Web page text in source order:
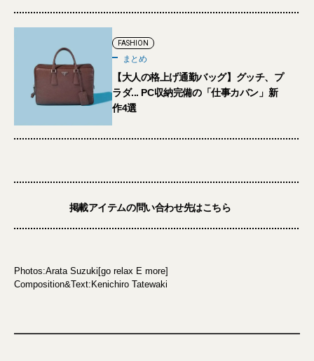
FASHION
まとめ
【大人の格上げ通勤バッグ】グッチ、プ
ラダ... PC収納完備の「仕事カバン」新
作4選
掲載アイテムの問い合わせ先はこちら
Photos:Arata Suzuki[go relax E more]
Composition&Text:Kenichiro Tatewaki